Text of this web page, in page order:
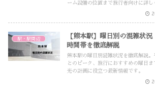
ーム設備の位置まで旅行者向けに詳し
駅・駅周辺
【熊本駅】曜日別の混雑状
時間帯を徹底解説
熊本駅の曜日別混雑状況を徹底解説
とのピーク、旅行におすすめの曜日
光の計画に役立つ最新情報です。